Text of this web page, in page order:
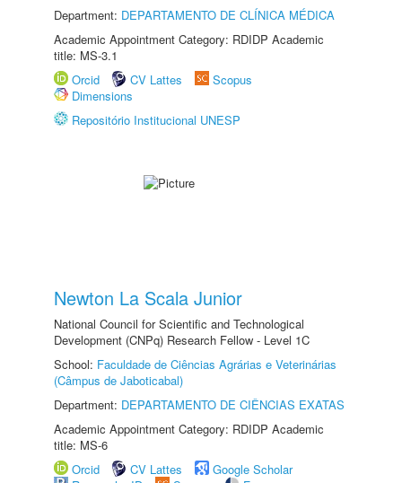
Department: DEPARTAMENTO DE CLÍNICA MÉDICA
Academic Appointment Category: RDIDP Academic
title: MS-3.1
Orcid
CV Lattes
Scopus
Dimensions
Repositório Institucional UNESP
Newton La Scala Junior
National Council for Scientific and Technological
Development (CNPq) Research Fellow - Level 1C
School: Faculdade de Ciências Agrárias e Veterinárias
(Câmpus de Jaboticabal)
Department: DEPARTAMENTO DE CIÊNCIAS EXATAS
Academic Appointment Category: RDIDP Academic
title: MS-6
Orcid
CV Lattes
Google Scholar